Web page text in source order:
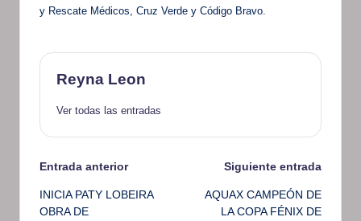
y Rescate Médicos, Cruz Verde y Código Bravo.
Reyna Leon
Ver todas las entradas
Navegación
de
Entrada anterior
INICIA PATY LOBEIRA
OBRA DE
Siguiente entrada
AQUAX CAMPEÓN DE
LA COPA FÉNIX DE